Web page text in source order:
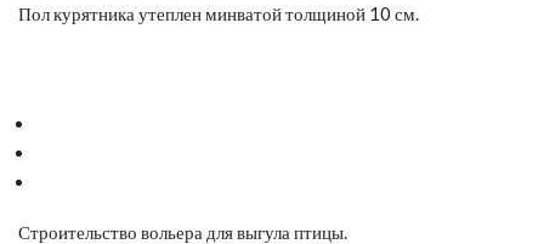
Пол курятника утеплен минватой толщиной 10 см.
Строительство вольера для выгула птицы.